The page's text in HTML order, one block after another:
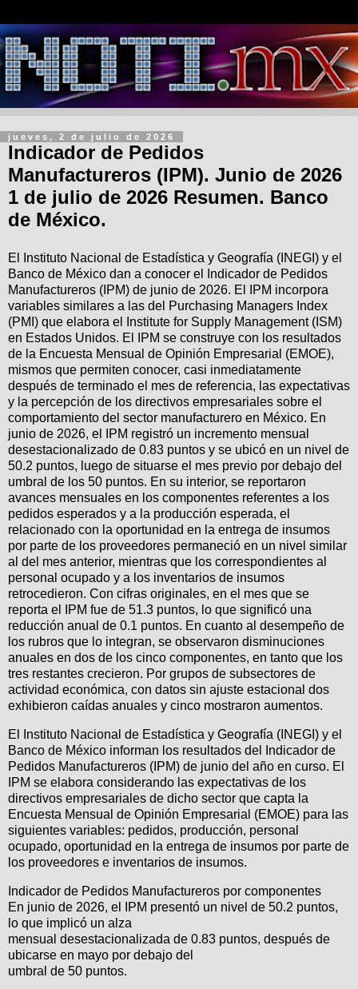
jueves, 2 de julio de 2026
Indicador de Pedidos
Manufactureros (IPM). Junio de 2026
1 de julio de 2026 Resumen. Banco
de México.
El Instituto Nacional de Estadística y Geografía (INEGI) y el
Banco de México dan a conocer el Indicador de Pedidos
Manufactureros (IPM) de junio de 2026. El IPM incorpora
variables similares a las del Purchasing Managers Index
(PMI) que elabora el Institute for Supply Management (ISM)
en Estados Unidos. El IPM se construye con los resultados
de la Encuesta Mensual de Opinión Empresarial (EMOE),
mismos que permiten conocer, casi inmediatamente
después de terminado el mes de referencia, las expectativas
y la percepción de los directivos empresariales sobre el
comportamiento del sector manufacturero en México. En
junio de 2026, el IPM registró un incremento mensual
desestacionalizado de 0.83 puntos y se ubicó en un nivel de
50.2 puntos, luego de situarse el mes previo por debajo del
umbral de los 50 puntos. En su interior, se reportaron
avances mensuales en los componentes referentes a los
pedidos esperados y a la producción esperada, el
relacionado con la oportunidad en la entrega de insumos
por parte de los proveedores permaneció en un nivel similar
al del mes anterior, mientras que los correspondientes al
personal ocupado y a los inventarios de insumos
retrocedieron. Con cifras originales, en el mes que se
reporta el IPM fue de 51.3 puntos, lo que significó una
reducción anual de 0.1 puntos. En cuanto al desempeño de
los rubros que lo integran, se observaron disminuciones
anuales en dos de los cinco componentes, en tanto que los
tres restantes crecieron. Por grupos de subsectores de
actividad económica, con datos sin ajuste estacional dos
exhibieron caídas anuales y cinco mostraron aumentos.
El Instituto Nacional de Estadística y Geografía (INEGI) y el
Banco de México informan los resultados del Indicador de
Pedidos Manufactureros (IPM) de junio del año en curso. El
IPM se elabora considerando las expectativas de los
directivos empresariales de dicho sector que capta la
Encuesta Mensual de Opinión Empresarial (EMOE) para las
siguientes variables: pedidos, producción, personal
ocupado, oportunidad en la entrega de insumos por parte de
los proveedores e inventarios de insumos.
Indicador de Pedidos Manufactureros por componentes
En junio de 2026, el IPM presentó un nivel de 50.2 puntos,
lo que implicó un alza
mensual desestacionalizada de 0.83 puntos, después de
ubicarse en mayo por debajo del
umbral de 50 puntos.